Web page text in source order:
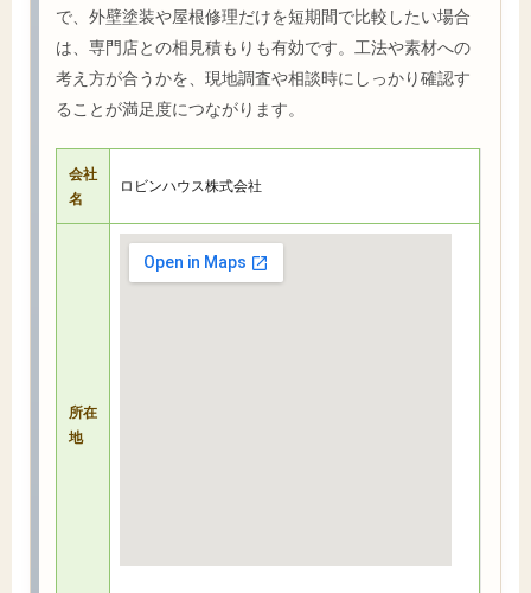
で、外壁塗装や屋根修理だけを短期間で比較したい場合
は、専門店との相見積もりも有効です。工法や素材への
考え方が合うかを、現地調査や相談時にしっかり確認す
ることが満足度につながります。
会社
名
ロビンハウス株式会社
所在
地